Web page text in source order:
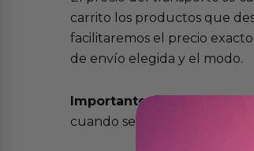
carrito los productos que
facilitaremos el precio
de envío elegida y el modo.
Importante:
cuando se cursen antes de